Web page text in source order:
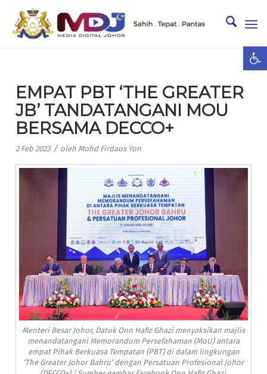
EMPAT PBT ‘THE GREATER
JB’ TANDATANGANI MOU
BERSAMA DECCO+
2 Feb 2023 / oleh Mohd Firdaus Yon
Menteri Besar Johor, Datuk Onn Hafiz Ghazi menyaksikan majlis
menandatangani Memorandum Persefahaman (MoU) antara
empat Pihak Berkuasa Tempatan (PBT) di dalam lingkungan
‘The Greater Johor Bahru’ dengan Persatuan Profesional Johor